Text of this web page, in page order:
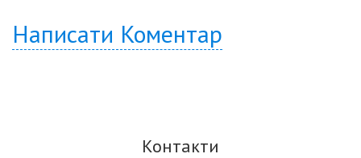
Написати Коментар
Контакти